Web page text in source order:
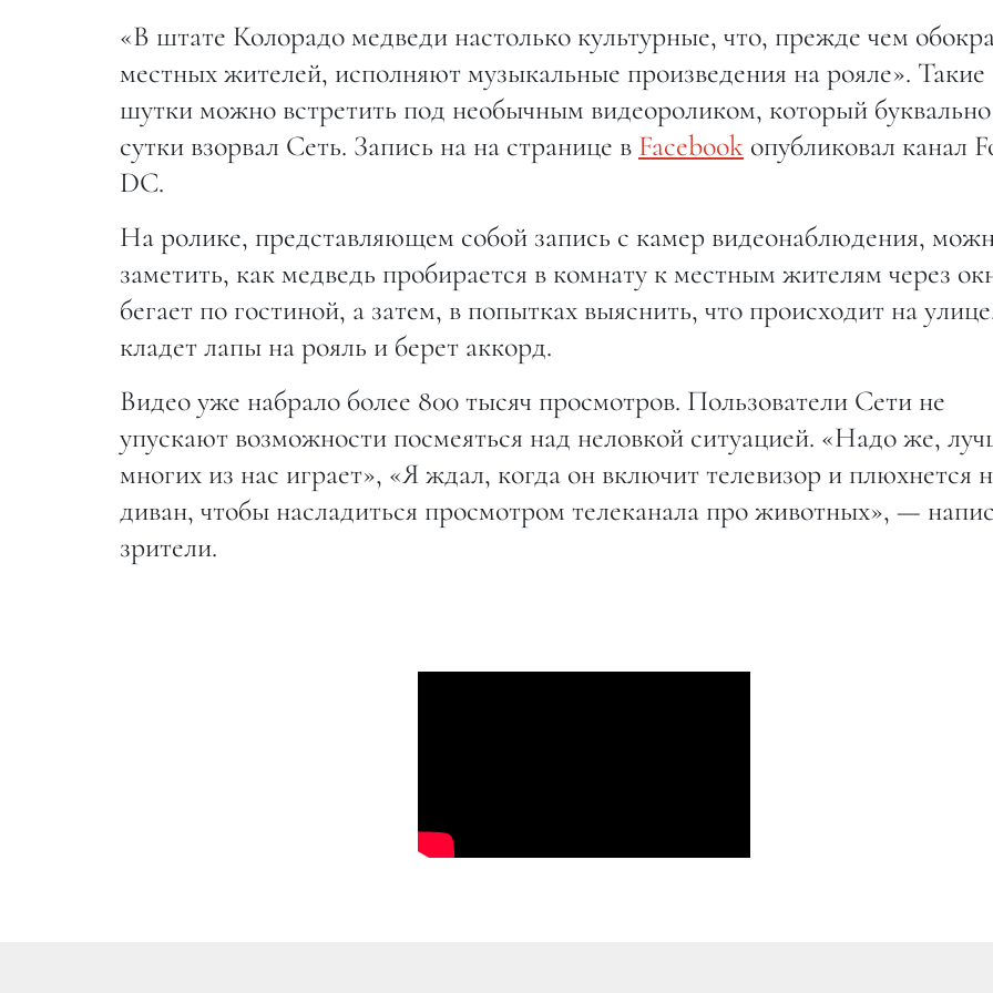
«В штате Колорадо медведи настолько культурные, что, прежде чем
местных жителей, исполняют музыкальные произведения на рояле». Такие
шутки можно встретить под необычным видеороликом, который буквально
сутки взорвал Сеть. Запись на на странице в Facebook опубликовал канал
DC.
На ролике, представляющем собой запись с камер видеонаблюдения,
заметить, как медведь пробирается в комнату к местным жителям через
бегает по гостиной, а затем, в попытках выяснить, что происходит на
кладет лапы на рояль и берет аккорд.
Видео уже набрало более 800 тысяч просмотров. Пользователи Сети не
упускают возможности посмеяться над неловкой ситуацией. «Надо же,
многих из нас играет», «Я ждал, когда он включит телевизор и плюхнется
диван, чтобы насладиться просмотром телеканала про животных», —
зрители.